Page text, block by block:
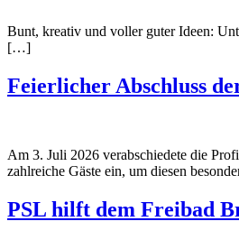
Bunt, kreativ und voller guter Ideen:
[…]
Feierlicher Abschluss
Am 3. Juli 2026 verabschiedete die
zahlreiche Gäste ein, um diesen
PSL hilft dem Freibad